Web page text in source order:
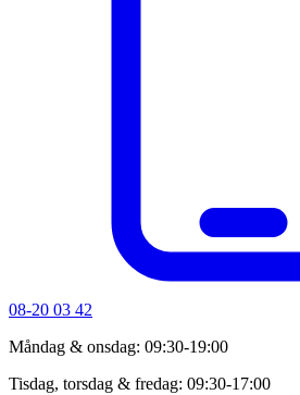
08-20 03 42
Måndag & onsdag: 09:30-19:00
Tisdag, torsdag & fredag: 09:30-17:00